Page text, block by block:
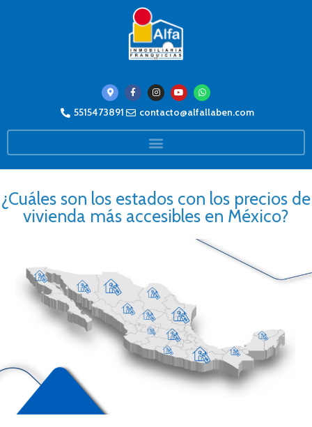
5515473891 contacto@alfallaben.com
¿Cuáles son los estados con los precios de
vivienda más accesibles en México?